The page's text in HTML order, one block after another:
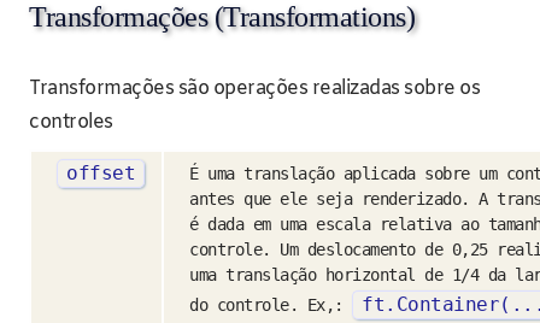
Transformações (Transformations)
Transformações são operações realizadas sobre os
controles
offset
É uma translação aplicada sobre um
antes que ele seja renderizado. A
é dada em uma escala relativa ao
controle. Um deslocamento de 0,25
uma translação horizontal de 1/4 da
do controle. Ex,:
ft . Container